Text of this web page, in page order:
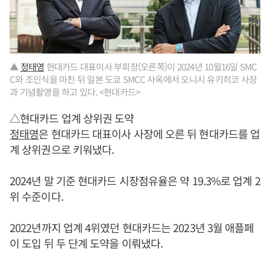
▲정태영 현대카드 대표이사 부회장(오른쪽)이 2024년 10월16일 SMC
C와 조인식을 마친 뒤 일본 도쿄 SMCC 사옥에서 오니시 유키히코 사장
과 기념촬영을 하고 있다. <현대카드>
△현대카드 업계 상위권 도약
정태영은 현대카드 대표이사 사장에 오른 뒤 현대카드를 업
계 상위권으로 키워냈다.
2024년 말 기준 현대카드 시장점유율은 약 19.3%로 업계 2
위 수준이다.
2022년까지 업계 4위였던 현대카드는 2023년 3월 애플페
이 도입 뒤 두 단계 도약을 이뤄냈다.